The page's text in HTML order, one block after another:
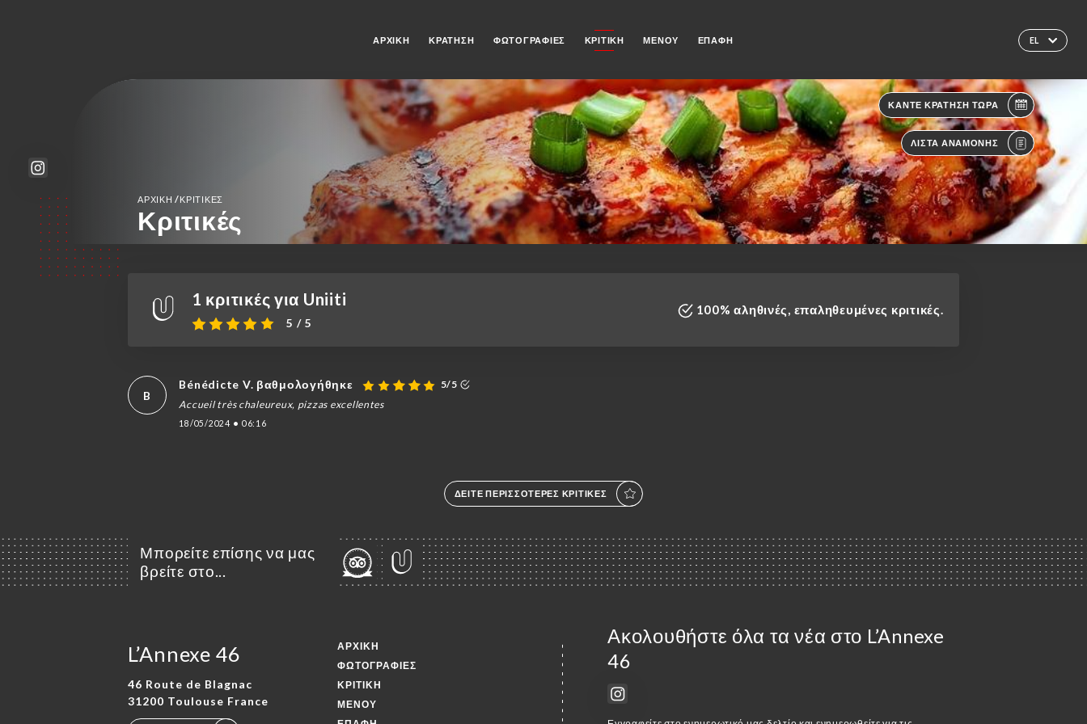
EL
ΑΡΧΙΚΉ ΚΡΆΤΗΣΗ ΦΩΤΟΓΡΑΦΊΕΣ ΚΡΙΤΙΚΉ ΜΕΝΟΎ ΕΠΑΦΉ
ΚΆΝΤΕ ΚΡΆΤΗΣΗ ΤΏΡΑ
ΛΊΣΤΑ ΑΝΑΜΟΝΉΣ
ΑΡΧΙΚΉ/ ΚΡΙΤΙΚΈΣ
Κριτικές
1 κριτικές για Uniiti
5 / 5
100% αληθινές, επαληθευμένες κριτικές.
B
Bénédicte V. βαθμολογήθηκε
5/5
Accueil très chaleureux, pizzas excellentes
18/05/2024 • 06:16
ΔΕΊΤΕ ΠΕΡΙΣΣΌΤΕΡΕΣ ΚΡΙΤΙΚΈΣ
Μπορείτε επίσης να μας
βρείτε στο...
L’Annexe 46
46 Route de Blagnac
31200 Toulouse France
ΑΡΧΙΚΉ
ΦΩΤΟΓΡΑΦΊΕΣ
ΚΡΙΤΙΚΉ
ΜΕΝΟΎ
Ακολουθήστε όλα τα νέα στο L’Annexe
46